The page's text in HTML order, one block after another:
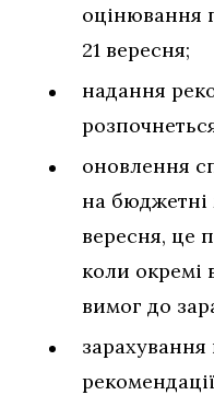
оцінювання
21 вересня;
надання
оновлення
на бюджетні
вересня, це
коли окремі
вимог до
зарахування